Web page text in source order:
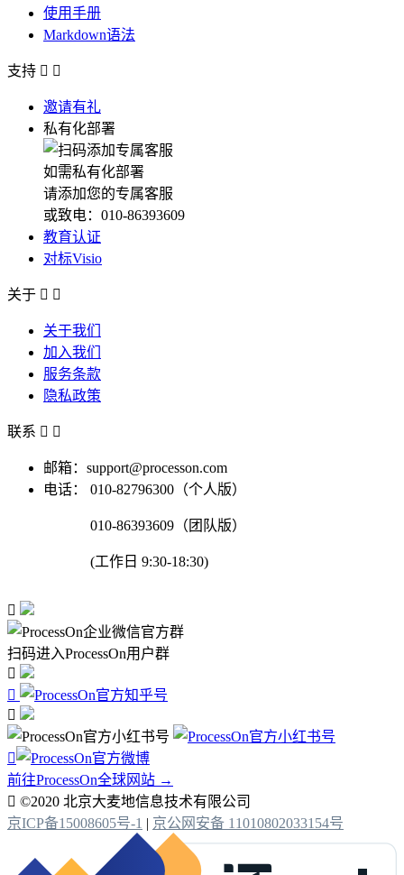
使用手册
Markdown语法
支持  
邀请有礼
私有化部署
如需私有化部署
请添加您的专属客服
或致电：010-86393609
教育认证
对标Visio
关于  
关于我们
加入我们
服务条款
隐私政策
联系  
邮箱：support@processon.com
电话：
010-82796300（个人版）
010-86393609（团队版）
(工作日 9:30-18:30)

扫码进入ProcessOn用户群




前往ProcessOn全球网站 →
 ©2020 北京大麦地信息技术有限公司
京ICP备15008605号-1 | 京公网安备 11010802033154号